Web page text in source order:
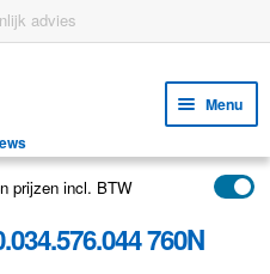
advies
Menu
prijzen incl. BTW
760N